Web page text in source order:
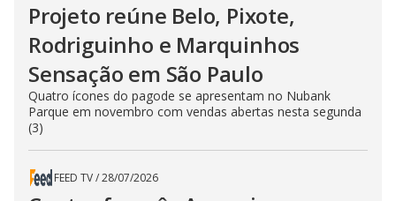
Projeto reúne Belo, Pixote,
Rodriguinho e Marquinhos
Sensação em São Paulo
Quatro ícones do pagode se apresentam no Nubank
Parque em novembro com vendas abertas nesta segunda
(3)
FEED TV/28/07/2026